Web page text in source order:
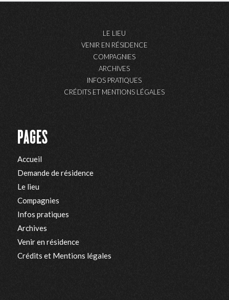
LE LIEU
VENIR EN RÉSIDENCE
COMPAGNIES
ARCHIVES
INFOS PRATIQUES
CRÉDITS ET MENTIONS LÉGALES
PAGES
Accueil
Demande de résidence
Le lieu
Compagnies
Infos pratiques
Archives
Venir en résidence
Crédits et Mentions légales